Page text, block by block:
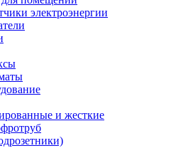
электроэнергии
и жесткие